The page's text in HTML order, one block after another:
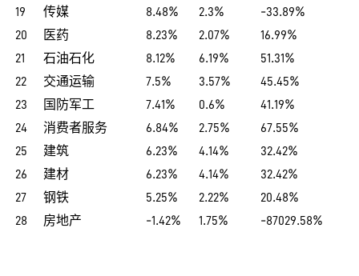
19
传媒 8.48% 2.3%
-33.89%
20
医药 8.23% 2.07%
16.99%
21
石油石化 8.12% 6.19%
51.31%
22
交通运输 7.5% 3.57%
45.45%
23
国防军工 7.41% 0.6%
41.19%
24
消费者服务 6.84% 2.75%
67.55%
25
建筑 6.23% 4.14%
32.42%
26
建材 6.23% 4.14%
32.42%
27
钢铁 5.25% 2.22%
20.48%
28
房地产 -1.42% 1.75% -87029.58%